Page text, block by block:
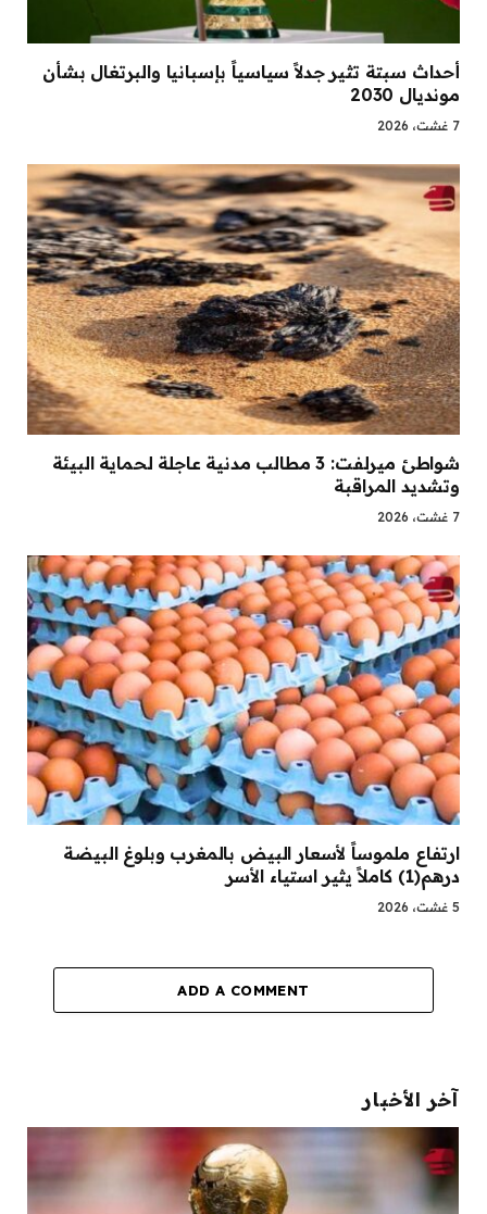
أحداث سبتة تثير جدلاً سياسياً بإسبانيا والبرتغال بشأن
مونديال 2030
7 غشت، 2026
شواطئ ميرلفت: 3 مطالب مدنية عاجلة لحماية البيئة
وتشديد المراقبة
7 غشت، 2026
ارتفاع ملموساً لأسعار البيض بالمغرب وبلوغ البيضة
درهم(1) كاملاً يثير استياء الأسر
5 غشت، 2026
ADD A COMMENT
آخر الأخبار